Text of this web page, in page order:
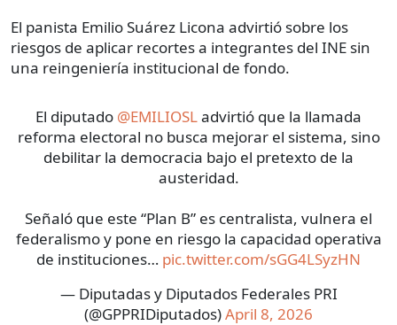
El panista Emilio Suárez Licona advirtió sobre los
riesgos de aplicar recortes a integrantes del INE sin
una reingeniería institucional de fondo.
El diputado @EMILIOSLadvirtió que la llamada
reforma electoral no busca mejorar el sistema, sino
debilitar la democracia bajo el pretexto de la
austeridad.
Señaló que este “Plan B” es centralista, vulnera el
federalismo y pone en riesgo la capacidad operativa
de instituciones… pic.twitter.com/sGG4LSyzHN
— Diputadas y Diputados Federales PRI
(@GPPRIDiputados)April 8, 2026